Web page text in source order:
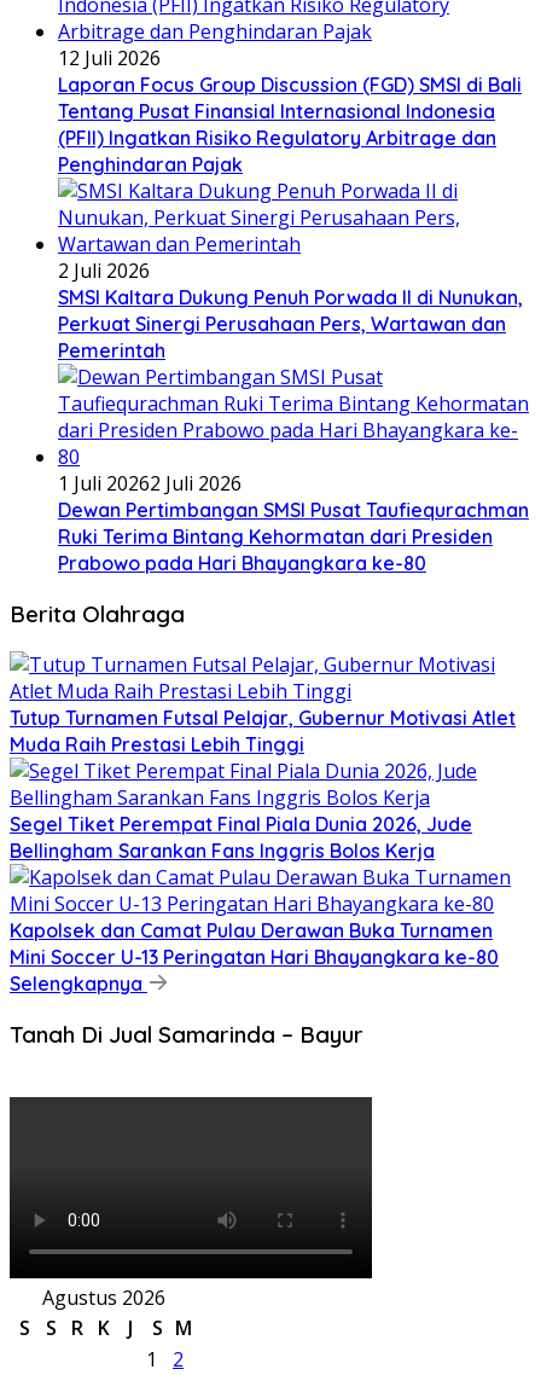
12 Juli 2026
Laporan Focus Group Discussion (FGD) SMSI di Bali
Tentang Pusat Finansial Internasional Indonesia
(PFII) Ingatkan Risiko Regulatory Arbitrage dan
Penghindaran Pajak
2 Juli 2026
SMSI Kaltara Dukung Penuh Porwada II di Nunukan,
Perkuat Sinergi Perusahaan Pers, Wartawan dan
Pemerintah
1 Juli 20262 Juli 2026
Dewan Pertimbangan SMSI Pusat Taufiequrachman
Ruki Terima Bintang Kehormatan dari Presiden
Prabowo pada Hari Bhayangkara ke-80
Berita Olahraga
Tutup Turnamen Futsal Pelajar, Gubernur Motivasi Atlet
Muda Raih Prestasi Lebih Tinggi
Segel Tiket Perempat Final Piala Dunia 2026, Jude
Bellingham Sarankan Fans Inggris Bolos Kerja
Kapolsek dan Camat Pulau Derawan Buka Turnamen
Mini Soccer U-13 Peringatan Hari Bhayangkara ke-80
Selengkapnya
Tanah Di Jual Samarinda – Bayur
Agustus 2026
S
S R K J S M
1
2